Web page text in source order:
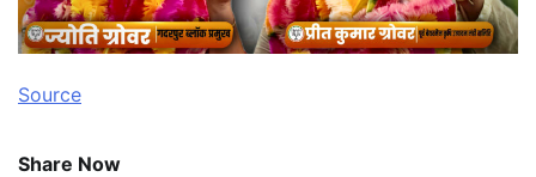
Source
Share Now